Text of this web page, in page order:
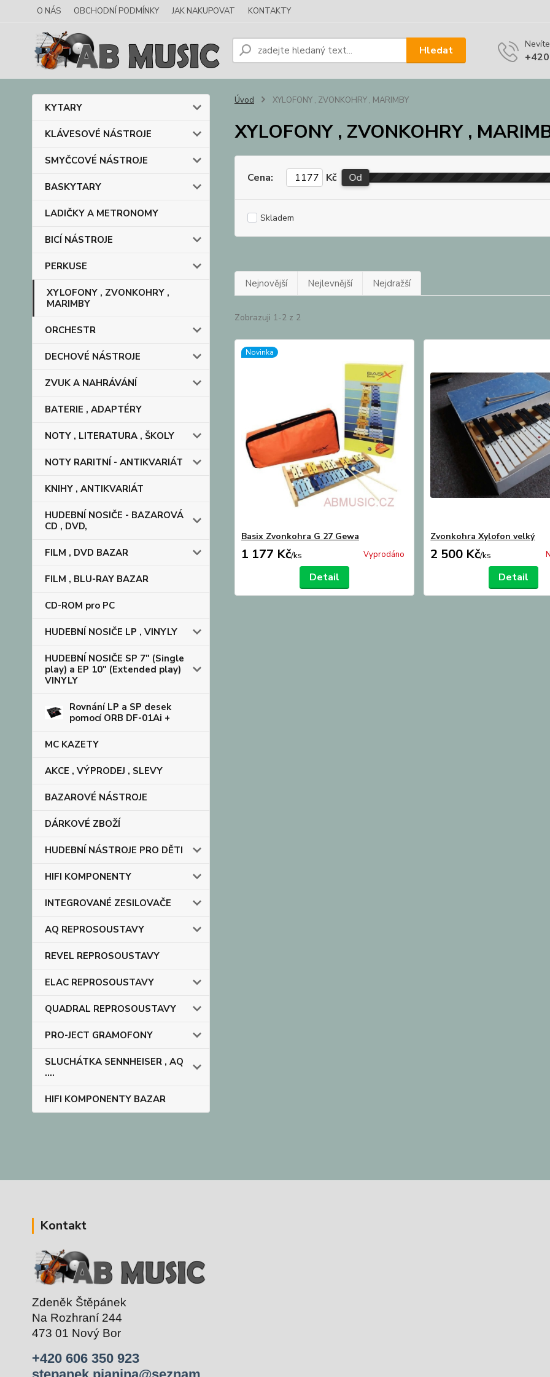
O NÁS OBCHODNÍ PODMÍNKY JAK NAKUPOVAT KONTAKTY
Hledat
KYTARY
KLÁVESOVÉ NÁSTROJE
SMYČCOVÉ NÁSTROJE
BASKYTARY
LADIČKY A METRONOMY
BICÍ NÁSTROJE
PERKUSE
XYLOFONY , ZVONKOHRY ,
MARIMBY
ORCHESTR
DECHOVÉ NÁSTROJE
ZVUK A NAHRÁVÁNÍ
BATERIE , ADAPTÉRY
NOTY , LITERATURA , ŠKOLY
NOTY RARITNÍ - ANTIKVARIÁT
KNIHY , ANTIKVARIÁT
HUDEBNÍ NOSIČE - BAZAROVÁ
CD , DVD,
FILM , DVD BAZAR
FILM , BLU-RAY BAZAR
CD-ROM pro PC
HUDEBNÍ NOSIČE LP , VINYLY
HUDEBNÍ NOSIČE SP 7" (Single
play) a EP 10" (Extended play)
VINYLY
Rovnání LP a SP desek
pomocí ORB DF-01Ai +
MC KAZETY
AKCE , VÝPRODEJ , SLEVY
BAZAROVÉ NÁSTROJE
DÁRKOVÉ ZBOŽÍ
HUDEBNÍ NÁSTROJE PRO DĚTI
HIFI KOMPONENTY
INTEGROVANÉ ZESILOVAČE
AQ REPROSOUSTAVY
REVEL REPROSOUSTAVY
ELAC REPROSOUSTAVY
QUADRAL REPROSOUSTAVY
PRO-JECT GRAMOFONY
SLUCHÁTKA SENNHEISER , AQ
....
HIFI KOMPONENTY BAZAR
Úvod XYLOFONY , ZVONKOHRY , MARIMBY
XYLOFONY , ZVONKOHRY ,
Cena: Kč Od
Skladem
Nejnovější Nejlevnější Nejdražší
Zobrazuji 1-2 z 2
Novinka
Basix Zvonkohra G 27 Gewa
1 177 Kč/ks Vyprodáno
Detail
Zvonkohra Xylofon velký
2 500 Kč/ks
Detail
Kontakt
Zdeněk Štěpánek
Na Rozhraní 244
473 01 Nový Bor
+420 606 350 923